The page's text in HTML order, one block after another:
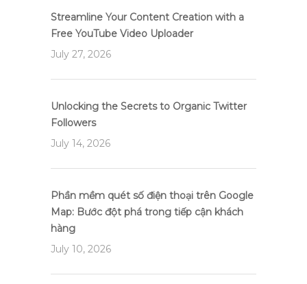
Streamline Your Content Creation with a
Free YouTube Video Uploader
July 27, 2026
Unlocking the Secrets to Organic Twitter
Followers
July 14, 2026
Phần mềm quét số điện thoại trên Google
Map: Bước đột phá trong tiếp cận khách
hàng
July 10, 2026